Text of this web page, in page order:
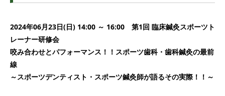
2024年06月23日(日) 14:00 ～ 16:00 第1回 臨床鍼灸スポーツト
レーナー研修会
咬み合わせとパフォーマンス！！スポーツ歯科・歯科鍼灸の最前
線
～スポーツデンティスト・スポーツ鍼灸師が語るその実際！！～